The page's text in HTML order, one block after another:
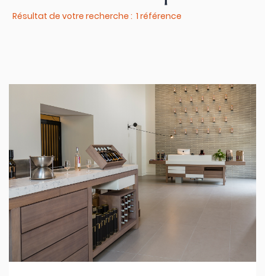
Résultat de votre recherche : 1 référence